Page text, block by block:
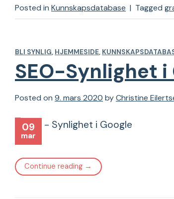
Posted in Kunnskapsdatabase | Tagged
BLI SYNLIG, HJEMMESIDE,
SEO-Synlighet i
Posted on 9. mars 2020 byChristine
09
mar
Continue reading →